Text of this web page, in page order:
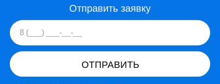
Отправить заявку
ОТПРАВИТЬ